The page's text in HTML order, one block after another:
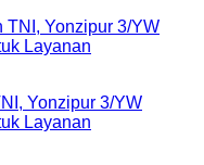
Yonzipur 3/YW
Layanan